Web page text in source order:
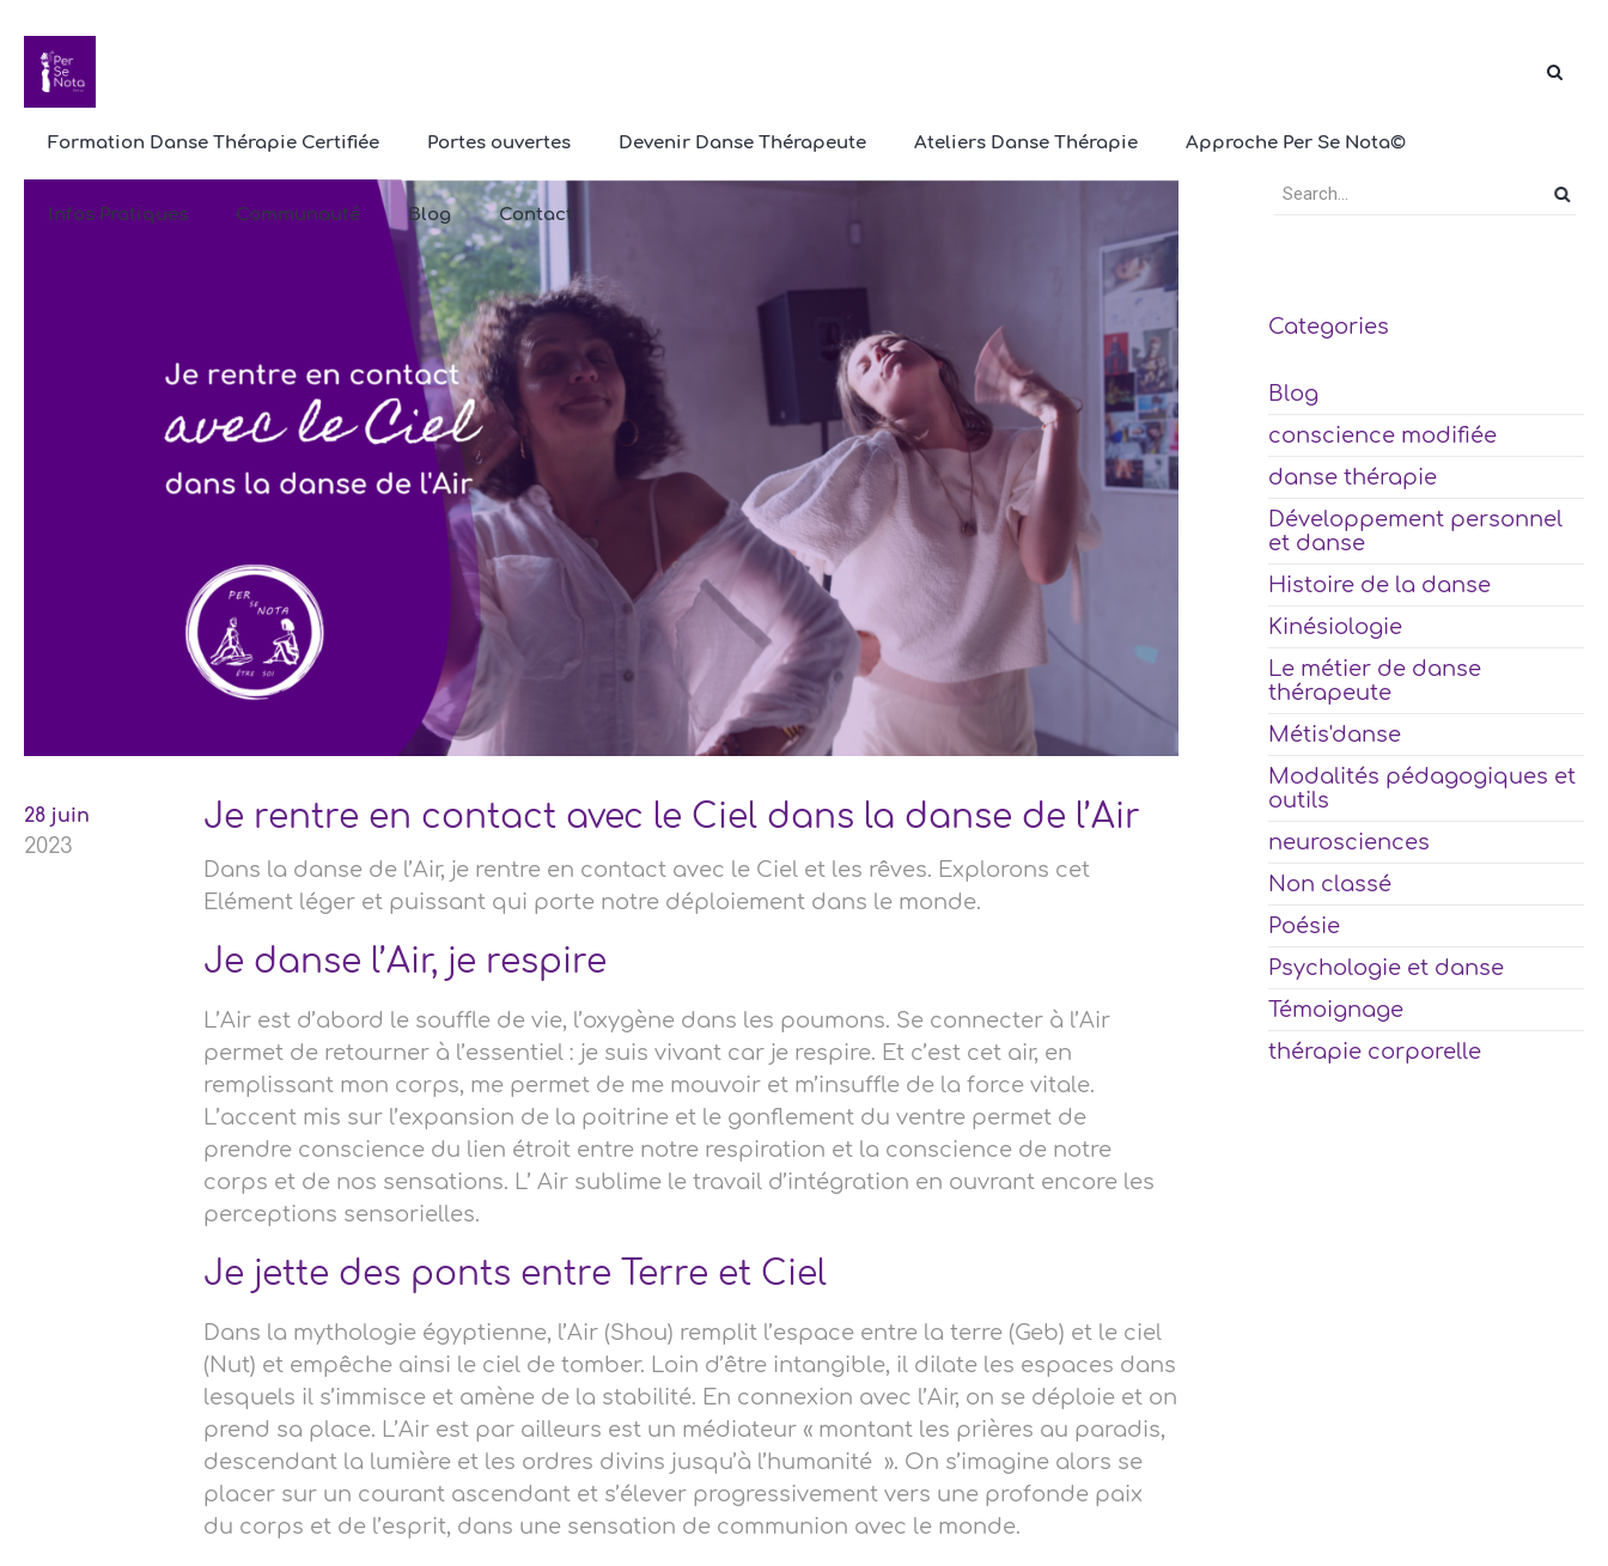
Formation Danse Thérapie Certifiée Portes ouvertes Devenir Danse Thérapeute Ateliers Danse Thérapie Approche Per Se Nota©
Infos Pratiques Communauté Blog Contact
28 juin
2023
Je rentre en contact avec le Ciel dans la danse de l’Air
Dans la danse de l’Air, je rentre en contact avec le Ciel et les rêves. Explorons cet
Elément léger et puissant qui porte notre déploiement dans le monde.
Je danse l’Air, je respire
L’Air est d’abord le souffle de vie, l’oxygène dans les poumons. Se connecter à l’Air
permet de retourner à l’essentiel : je suis vivant car je respire. Et c’est cet air, en
remplissant mon corps, me permet de me mouvoir et m’insuffle de la force vitale.
L’accent mis sur l’expansion de la poitrine et le gonflement du ventre permet de
prendre conscience du lien étroit entre notre respiration et la conscience de notre
corps et de nos sensations. L’ Air sublime le travail d’intégration en ouvrant encore les
perceptions sensorielles.
Je jette des ponts entre Terre et Ciel
Dans la mythologie égyptienne, l’Air (Shou) remplit l’espace entre la terre (Geb) et le ciel
(Nut) et empêche ainsi le ciel de tomber. Loin d’être intangible, il dilate les espaces dans
lesquels il s’immisce et amène de la stabilité. En connexion avec l’Air, on se déploie et on
prend sa place. L’Air est par ailleurs est un médiateur « montant les prières au paradis,
descendant la lumière et les ordres divins jusqu’à l’humanité ». On s’imagine alors se
placer sur un courant ascendant et s’élever progressivement vers une profonde paix
du corps et de l’esprit, dans une sensation de communion avec le monde.
Categories
Blog
conscience modifiée
danse thérapie
Développement personnel
et danse
Histoire de la danse
Kinésiologie
Le métier de danse
thérapeute
Métis'danse
Modalités pédagogiques et
outils
neurosciences
Non classé
Poésie
Psychologie et danse
Témoignage
thérapie corporelle